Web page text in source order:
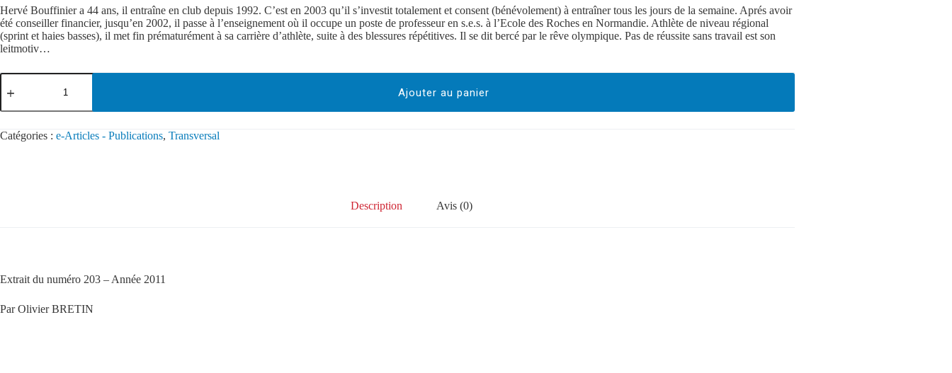
Hervé Bouffinier a 44 ans, il entraîne en club depuis 1992. C’est en 2003 qu’il s’investit totalement et consent (bénévolement) à entraîner tous les jours de la semaine. Aprés avoir
été conseiller financier, jusqu’en 2002, il passe à l’enseignement où il occupe un poste de professeur en s.e.s. à l’Ecole des Roches en Normandie. Athlète de niveau régional
(sprint et haies basses), il met fin prématurément à sa carrière d’athlète, suite à des blessures répétitives. Il se dit bercé par le rêve olympique. Pas de réussite sans travail est son
leitmotiv…
Ajouter au panier
Catégories : e-Articles - Publications, Transversal
Description Avis (0)
Extrait du numéro 203 – Année 2011
Par Olivier BRETIN